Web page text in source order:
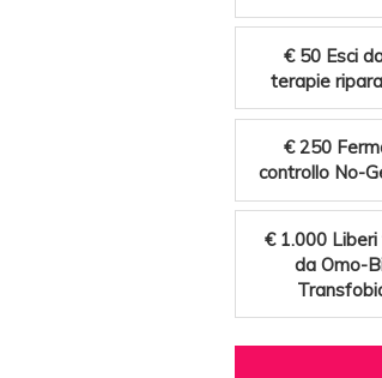
€ 50 Esci
terapie
€ 250
controllo No-
€ 1.000
da Omo-